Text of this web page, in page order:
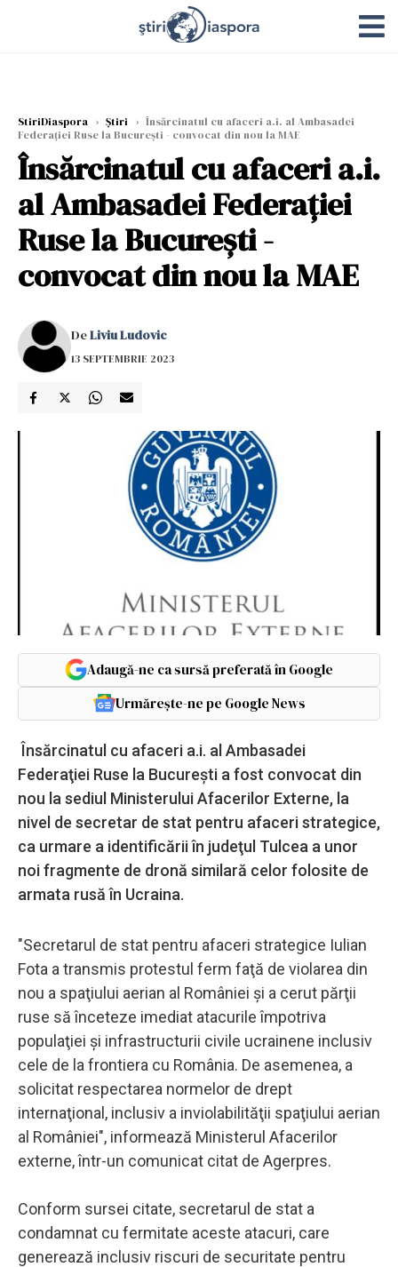
StiriDiaspora › Știri › Însărcinatul cu afaceri a.i. al Ambasadei
Federaţiei Ruse la Bucureşti - convocat din nou la MAE
Însărcinatul cu afaceri a.i.
al Ambasadei Federaţiei
Ruse la Bucureşti -
convocat din nou la MAE
DeLiviu Ludovic
13 SEPTEMBRIE 2023
Adaugă-ne ca sursă preferată în Google
Urmărește-ne pe Google News
Însărcinatul cu afaceri a.i. al Ambasadei
Federaţiei Ruse la Bucureşti a fost convocat din
nou la sediul Ministerului Afacerilor Externe, la
nivel de secretar de stat pentru afaceri strategice,
ca urmare a identificării în judeţul Tulcea a unor
noi fragmente de dronă similară celor folosite de
armata rusă în Ucraina.
"Secretarul de stat pentru afaceri strategice Iulian
Fota a transmis protestul ferm faţă de violarea din
nou a spaţiului aerian al României şi a cerut părţii
ruse să înceteze imediat atacurile împotriva
populaţiei şi infrastructurii civile ucrainene inclusiv
cele de la frontiera cu România. De asemenea, a
solicitat respectarea normelor de drept
internaţional, inclusiv a inviolabilităţii spaţiului aerian
al României", informează Ministerul Afacerilor
externe, într-un comunicat citat de Agerpres.
Conform sursei citate, secretarul de stat a
condamnat cu fermitate aceste atacuri, care
generează inclusiv riscuri de securitate pentru